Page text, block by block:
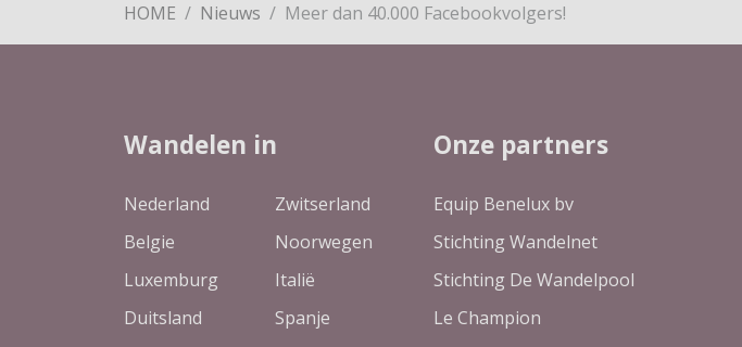
HOME Nieuws Meer dan 40.000 Facebookvolgers!
Wandelen in
Nederland
Belgie
Luxemburg
Duitsland
Zwitserland
Noorwegen
Italië
Spanje
Onze partners
Equip Benelux bv
Stichting Wandelnet
Stichting De Wandelpool
Le Champion